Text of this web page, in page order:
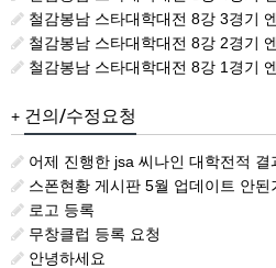
철감봉남 스타대학대전 8강 3경기
철감봉남 스타대학대전 8강 2경기
철감봉남 스타대학대전 8강 1경기 엔트
+ 건의/수정요청
어제 진행한 jsa 씨나인 대학전적 결과에 따른 개인통
스폰현황 게시판 5월 업데이트 안된
로고 등록
무창클럽 등록 요청
안녕하세요